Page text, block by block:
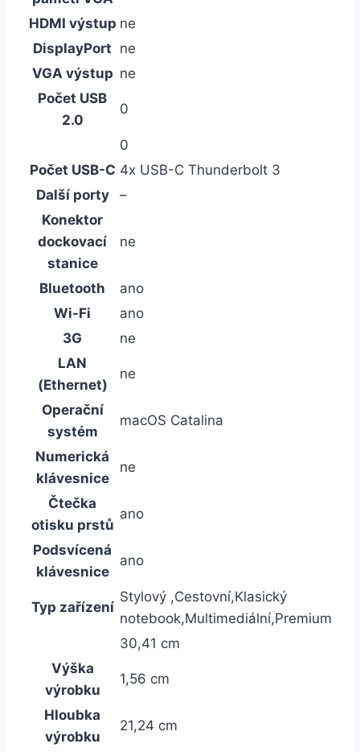
HDMI výstup ne
DisplayPort ne
VGA výstup ne
Počet USB
2.0
0
0
Počet USB-C 4x USB-C Thunderbolt 3
Další porty
–
Konektor
dockovací
stanice
ne
Bluetooth
ano
Wi-Fi
ano
3G
ne
LAN
(Ethernet)
ne
Operační
systém
macOS Catalina
Numerická
klávesnice
ne
Čtečka
otisku prstů
ano
Podsvícená
klávesnice
ano
Typ zařízení
Stylový ,Cestovní,Klasický
notebook,Multimediální,Premium
30,41 cm
Výška
výrobku
1,56 cm
Hloubka
výrobku
21,24 cm